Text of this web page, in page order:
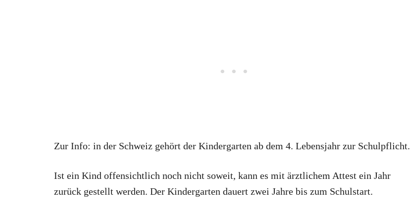
Zur Info: in der Schweiz gehört der Kindergarten ab dem 4. Lebensjahr zur Schulpflicht.
Ist ein Kind offensichtlich noch nicht soweit, kann es mit ärztlichem Attest ein Jahr
zurück gestellt werden. Der Kindergarten dauert zwei Jahre bis zum Schulstart.